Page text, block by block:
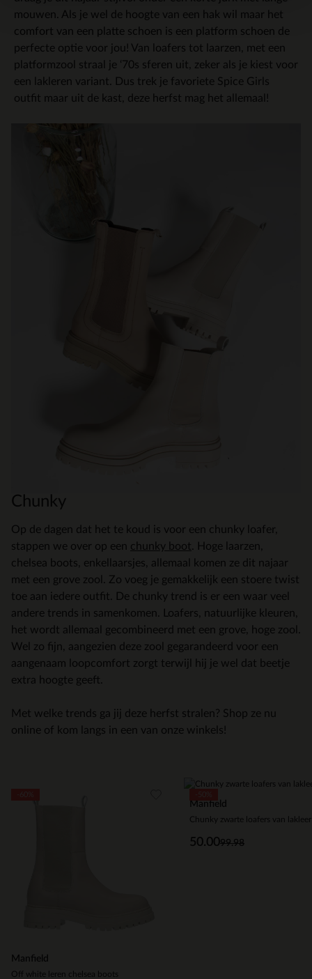
mouwen. Als je wel de hoogte van een hak wil maar het
comfort van een platte schoen is een platform schoen de
perfecte optie voor jou! Van loafers tot laarzen, met een
platformzool straal je ‘70s sferen uit, zeker als je kiest voor
een lakleren variant. Dus trek je favoriete Spice Girls
outfit maar uit de kast, deze herfst mag het allemaal!
Chunky
Op de dagen dat het te koud is voor een chunky loafer,
stappen we over op een chunky boot . Hoge laarzen,
chelsea boots, enkellaarsjes, allemaal komen ze dit najaar
met een grove zool. Zo voeg je gemakkelijk een stoere twist
toe aan iedere outfit. De chunky trend is er een waar veel
andere trends in samenkomen. Loafers, natuurlijke kleuren,
het wordt allemaal gecombineerd met een grove, hoge zool.
Wel zo fijn, aangezien deze zool gegarandeerd voor een
aangenaam loopcomfort zorgt terwijl hij je wel dat beetje
extra hoogte geeft.
Met welke trends ga jij deze herfst stralen? Shop ze nu
online of kom langs in een van onze winkels!
Manfield
Off white leren chelsea boots
Manfield
Chunky zwarte loafers van lakleer
99.98
50.00